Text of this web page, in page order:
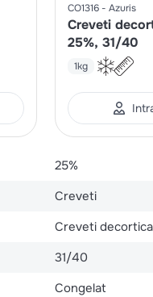
CO1316 Azuris
Creveti
25%, 31/40
1kg
25%
Creveti
Creveti
31/40
Congelat